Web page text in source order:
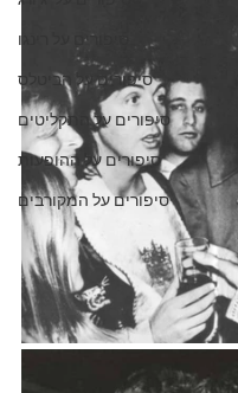
סיפורים על רינגו
סיפורים על הביטלס
סיפורים על התקליטים
סיפורים על ההופעות
סיפורים על המקורבים